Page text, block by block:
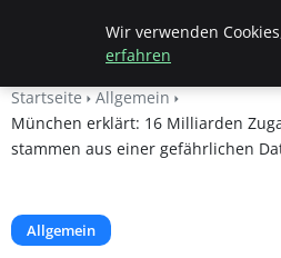
Beyond Surface
Startseite
Allgemein
München erklärt: 16 Milliarden
stammen aus einer gefährlichen
Allgemein
Wir verwenden
erfahren